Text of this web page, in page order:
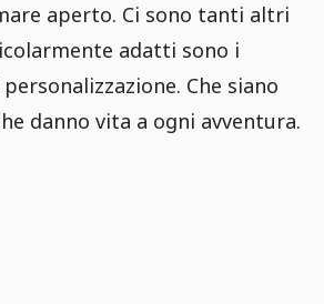
aperto. Ci sono tanti altri
adatti sono i
Che siano
danno vita a ogni avventura.